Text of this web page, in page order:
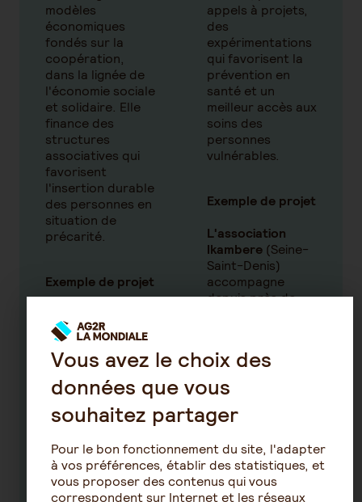
modèles
économiques
fondés sur la
coopération,
dans la lignée de
l'économie sociale
et solidaire. Elle
finance des
structures
associatives qui
favorisent
l'insertion durable
des personnes en
situation de
précarité.
Exemple de projet
SoliVet
(Auvergne-
Rhône-Alpes)
gère une pension
canine solidaire et
un salon de
toilettage mobile
en chantiers
d’insertion
permettant de
soutenir les
appels à projets,
des
expérimentations
qui favorisent la
prévention en
santé et un
meilleur accès aux
soins des
personnes
vulnérables.
Exemple de projet
L'association
Ikambere (Seine-
Saint-Denis)
accompagne
depuis près de
précarité et la
chronique. Elle les
aide à améliorer
leur santé et à
devenir
socialement
autonomes.
Vous avez le choix des
données que vous
souhaitez partager
Pour le bon fonctionnement du site, l'adapter
à vos préférences, établir des statistiques, et
vous proposer des contenus qui vous
correspondent sur Internet et les réseaux